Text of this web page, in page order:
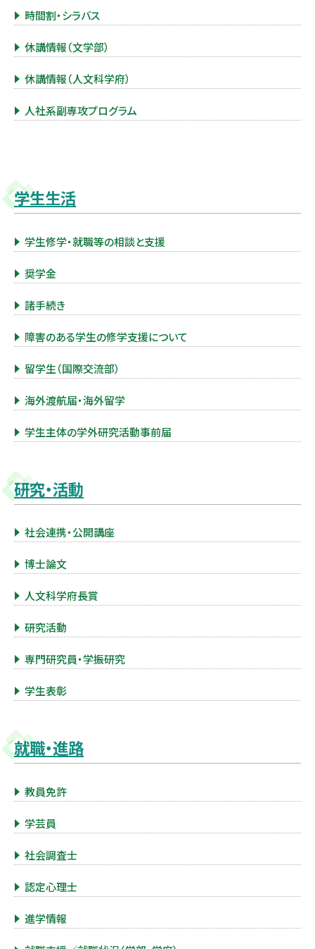
時間割・シラバス
休講情報（文学部）
休講情報（人文科学府）
人社系副専攻プログラム
学生生活
学生修学・就職等の相談と支援
奨学金
諸手続き
障害のある学生の修学支援について
留学生（国際交流部）
海外渡航届・海外留学
学生主体の学外研究活動事前届
研究・活動
社会連携・公開講座
博士論文
人文科学府長賞
研究活動
専門研究員・学振研究
学生表彰
就職・進路
教員免許
学芸員
社会調査士
認定心理士
進学情報